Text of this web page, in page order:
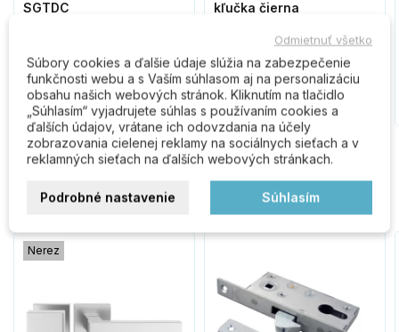
SGTDC
14,70 €
Do košíka
kľučka čierna
32,40 €
Do košíka
Zákazníci, ktorí kúpili tento
produkt, kúpili tiež:
Nerez
Odmietnuť všetko
Súbory cookies a ďalšie údaje slúžia na zabezpečenie
funkčnosti webu a s Vaším súhlasom aj na personalizáciu
obsahu našich webových stránok. Kliknutím na tlačidlo
„Súhlasím“ vyjadrujete súhlas s používaním cookies a
ďalších údajov, vrátane ich odovzdania na účely
zobrazovania cielenej reklamy na sociálnych sieťach a v
reklamných sieťach na ďalších webových stránkach.
Podrobné nastavenie Súhlasím